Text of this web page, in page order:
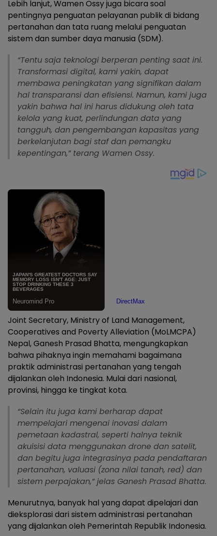
Lebih lanjut, Wamen Ossy juga bicara soal
pentingnya penguatan pelayanan publik di bidang
pertanahan dan tata ruang melalui penguatan
sistem dan sumber daya manusia (SDM).
“Tentu saja teknologi berperan penting saat ini.
Transformasi digital, kami yakin, dapat
membawa peningkatan yang signifikan dalam
hal transparansi dan efisiensi. Namun, kami juga
yakin bahwa hal ini harus didukung oleh tata
kelola yang kuat, perlindungan data yang
tangguh, dan pengembangan kapasitas yang
berkelanjutan bagi staf dan pemangku
kepentingan,” terang Wamen Ossy.
Joint Secretary, Ministry of Land Management,
Cooperatives and Poverty Alleviation (MoLMCPA)
Nepal, Ganesh Prasad Bhatta, mengungkapkan
bahwa pihaknya ingin memahami bagaimana
praktik administrasi pertanahan yang tengah
dijalankan oleh Indonesia. Mulai dari nasional,
provinsi, hingga ke tingkat kota.
“Selain itu juga kami berharap dapat
mempelajari mengenai inovasi dalam
pemetaan kadastral, seperti halnya teknik
akuisisi data menggunakan drone dan satelit,
dan begitu juga integrasinya pada pendaftaran
pertanahan, valuasi (zona nilai tanah, red) dan
sistem perpajakan,” jelas Ganesh Prasad Bhatta.
Menurutnya, banyak hal yang dapat dipelajari dan
dieksplorasi dari sistem administrasi pertanahan
yang dijalankan oleh Pemerintah Republik Indonesia.